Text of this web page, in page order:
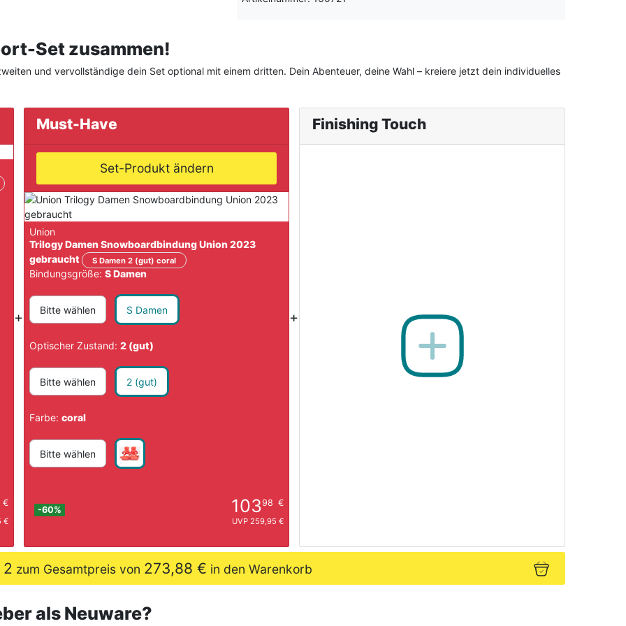
Set zusammen!
und vervollständige dein Set optional mit einem dritten. Dein Abenteuer, deine Wahl – kreiere jetzt dein individuelles
€
€
+
Must-Have
Set-Produkt ändern
Union
Trilogy Damen Snowboardbindung Union 2023
gebraucht
S Damen 2 (gut) coral
Bindungsgröße: S Damen
Bitte wählen S Damen
Optischer Zustand: 2 (gut)
Bitte wählen 2 (gut)
Farbe: coral
Bitte wählen
-60% 10398 €
UVP 259,95 €
+
Finishing Touch
2 zum Gesamtpreis von 273,88 € in den Warenkorb
als Neuware?